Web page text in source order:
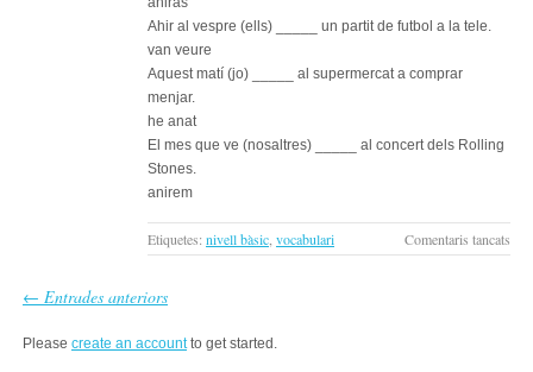
Ahir al vespre (ells) _____ un partit de futbol a la tele.
van veure
Aquest matí (jo) _____ al supermercat a comprar
menjar.
he anat
El mes que ve (nosaltres) _____ al concert dels Rolling
Stones.
anirem
Etiquetes: nivell bàsic vocabulari Comentaris tancats
← Entrades anteriors
Please create an accountto get started.